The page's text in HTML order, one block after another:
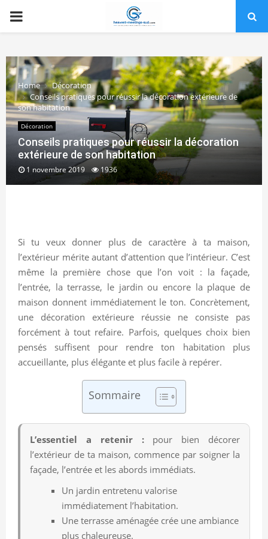
PRIMARY
Home
Décoration
Conseils pratiques pour réussir la décoration extérieure de
son habitation
Décoration
Conseils pratiques pour réussir la décoration
extérieure de son habitation
1 novembre 2019 1936
Si tu veux donner plus de caractère à ta maison,
l’extérieur mérite autant d’attention que l’intérieur. C’est
même la première chose que l’on voit : la façade,
l’entrée, la terrasse, le jardin ou encore la plaque de
maison donnent immédiatement le ton. Concrètement,
une décoration extérieure réussie ne consiste pas
forcément à tout refaire. Parfois, quelques choix bien
pensés suffisent pour rendre ton habitation plus
accueillante, plus élégante et plus facile à repérer.
Sommaire
L’essentiel a retenir :pour bien décorer
l’extérieur de ta maison, commence par soigner la
façade, l’entrée et les abords immédiats.
Un jardin entretenu valorise
immédiatement l’habitation.
Une terrasse aménagée crée une ambiance
plus chaleureuse.